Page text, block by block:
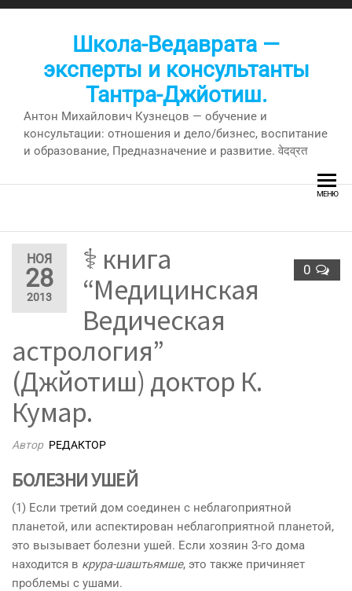
Перейти
Школа-Ведаврата —
эксперты и консультанты
Тантра-Джйотиш.
Антон Михайлович Кузнецов — обучение и
консультации: отношения и дело/бизнес, воспитание
и образование, Предназначение и развитие. वेदव्रत
МЕНЮ
НОЯ
28
2013
0
⚕ книга
“Медицинская
Ведическая
астрология”
(Джйотиш) доктор К.
Кумар.
Автор РЕДАКТОР
БОЛЕЗНИ УШЕЙ
(1) Если третий дом соединен с неблагоприятной
планетой, или аспектирован неблагоприятной планетой,
это вызывает болезни ушей. Если хозяин 3-го дома
находится в крура-шаштьямше, это также причиняет
проблемы с ушами.